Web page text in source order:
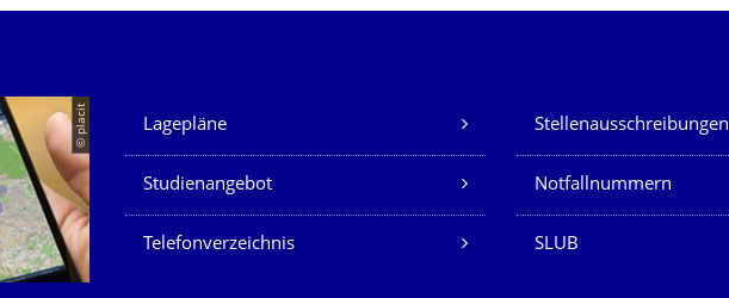
© placit Unsere Dienste
Lagepläne Stellenausschreibungen
Studienangebot Notfallnummern
Telefonverzeichnis SLUB